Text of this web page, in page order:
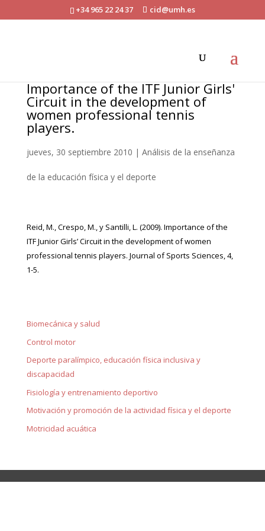
+34 965 22 24 37 cid@umh.es
Importance of the ITF Junior Girls'
Circuit in the development of
women professional tennis
players.
jueves, 30 septiembre 2010 | Análisis de la enseñanza
de la educación física y el deporte
Reid, M., Crespo, M., y Santilli, L. (2009). Importance of the
ITF Junior Girls’ Circuit in the development of women
professional tennis players. Journal of Sports Sciences, 4,
1-5.
Biomecánica y salud
Control motor
Deporte paralímpico, educación física inclusiva y
discapacidad
Fisiología y entrenamiento deportivo
Motivación y promoción de la actividad física y el deporte
Motricidad acuática